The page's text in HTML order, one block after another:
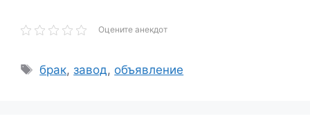
Оцените анекдот
Метки
брак, завод, объявление